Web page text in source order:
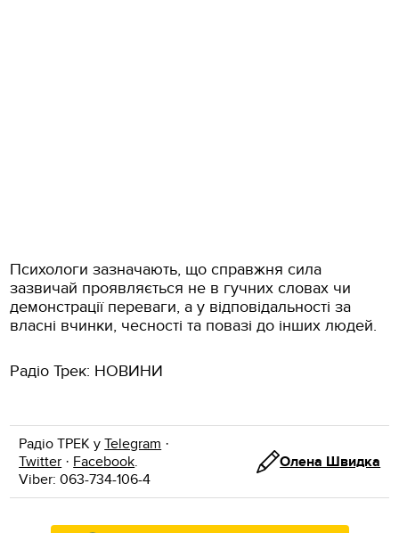
Психологи зазначають, що справжня сила
зазвичай проявляється не в гучних словах чи
демонстрації переваги, а у відповідальності за
власні вчинки, чесності та повазі до інших людей.
Радіо Трек: НОВИНИ
Радіо ТРЕК уTelegram ·
Twitter · Facebook.
Viber: 063-734-106-4
Олена Швидка